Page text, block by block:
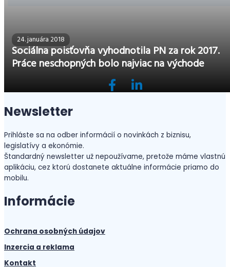
24. januára 2018
Sociálna poisťovňa vyhodnotila PN za rok 2017.
Práce neschopných bolo najviac na východe
Newsletter
Prihláste sa na odber informácií o novinkách z biznisu,
legislatívy a ekonómie.
Štandardný newsletter už nepoužívame, pretože máme vlastnú
aplikáciu, cez ktorú dostanete aktuálne informácie priamo do
mobilu.
Informácie
Ochrana osobných údajov
Inzercia a reklama
Kontakt